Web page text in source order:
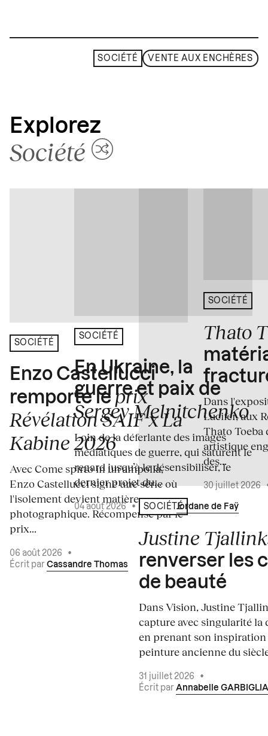
SOCIÉTÉ VENTE AUX ENCHÈRES
Explorez
Société
SOCIÉTÉ
Enzo Castellucci
remporte le prix
Révélation SAIF x La
Kabine 2026
Avec Come spirto in un'ampolla,
Enzo Castellucci signe une série où
l'isolement devient matière
photographique. Récompensé par le
prix...
06 août 2026
•
Écrit par Cassandre Thomas
SOCIÉTÉ
En Ukraine, la
guerre et paix de
Sergey Melnitchenko
Loin de la déferlante des images
médiatiques de guerre, qui saturent le
regard jusqu’à le désensibiliser, le
dernier projet du...
04 août 2026 • Écrit par Jordane de Faÿ
SOCIÉTÉ
Justine
renverser les
de beauté
Dans Vision, Justine
capture avec singularité la
en prenant son inspiration
peinture ancienne du
31 juillet 2026
•
Écrit par Annabelle GARBIGLIA
SOCIÉTÉ
Thato
Dans
Lucifer, aux
Thato Toeba
artistique
des...
30 juillet 2026